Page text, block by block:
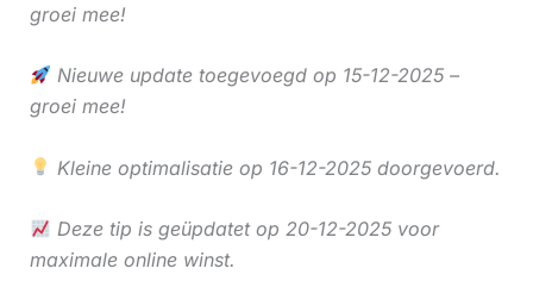
groei mee!
Nieuwe update toegevoegd op 15-12-2025 –
groei mee!
Kleine optimalisatie op 16-12-2025 doorgevoerd.
Deze tip is geüpdatet op 20-12-2025 voor
maximale online winst.